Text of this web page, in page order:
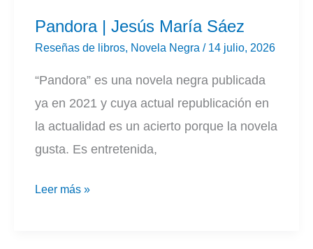
Pandora | Jesús María Sáez
Reseñas de libros, Novela Negra / 14 julio, 2026
“Pandora” es una novela negra publicada
ya en 2021 y cuya actual republicación en
la actualidad es un acierto porque la novela
gusta. Es entretenida,
Pandora
Leer más »